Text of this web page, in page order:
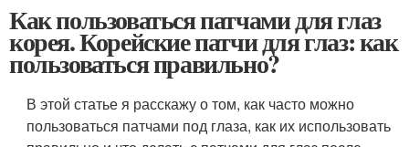
Как пользоваться патчами для глаз
корея. Корейские патчи для глаз: как
пользоваться правильно?
В этой статье я расскажу о том, как часто можно
пользоваться патчами под глаза, как их использовать